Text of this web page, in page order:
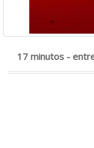
17 minutos -